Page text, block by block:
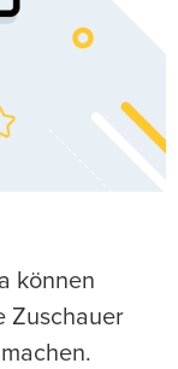
können
Zuschauer